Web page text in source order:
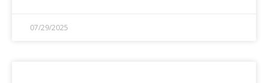
07/29/2025